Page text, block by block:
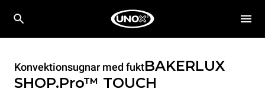
Konvektionsugnar med fuktBAKERLUX
SHOP.Pro™ TOUCH